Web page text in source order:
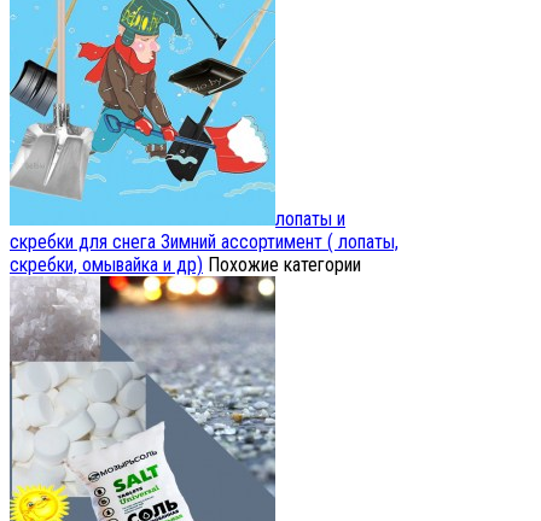
лопаты и
скребки для снега Зимний ассортимент ( лопаты,
скребки, омывайка и др) Похожие категории